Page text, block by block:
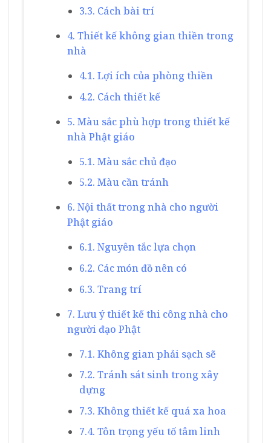
3.3. Cách bài trí
4. Thiết kế không gian thiền trong
nhà
4.1. Lợi ích của phòng thiền
4.2. Cách thiết kế
5. Màu sắc phù hợp trong thiết kế
nhà Phật giáo
5.1. Màu sắc chủ đạo
5.2. Màu cần tránh
6. Nội thất trong nhà cho người
Phật giáo
6.1. Nguyên tắc lựa chọn
6.2. Các món đồ nên có
6.3. Trang trí
7. Lưu ý thiết kế thi công nhà cho
người đạo Phật
7.1. Không gian phải sạch sẽ
7.2. Tránh sát sinh trong xây
dựng
7.3. Không thiết kế quá xa hoa
7.4. Tôn trọng yếu tố tâm linh